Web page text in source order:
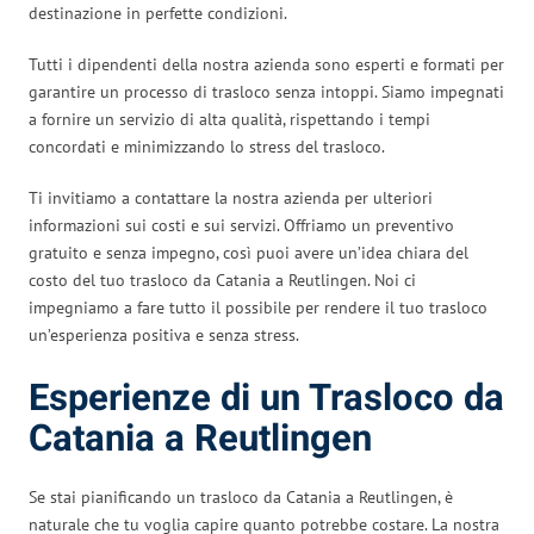
destinazione in perfette condizioni.
Tutti i dipendenti della nostra azienda sono esperti e formati per
garantire un processo di trasloco senza intoppi. Siamo impegnati
a fornire un servizio di alta qualità, rispettando i tempi
concordati e minimizzando lo stress del trasloco.
Ti invitiamo a contattare la nostra azienda per ulteriori
informazioni sui costi e sui servizi. Offriamo un preventivo
gratuito e senza impegno, così puoi avere un’idea chiara del
costo del tuo trasloco da Catania a Reutlingen. Noi ci
impegniamo a fare tutto il possibile per rendere il tuo trasloco
un’esperienza positiva e senza stress.
Esperienze di un Trasloco da
Catania a Reutlingen
Se stai pianificando un trasloco da Catania a Reutlingen, è
naturale che tu voglia capire quanto potrebbe costare. La nostra